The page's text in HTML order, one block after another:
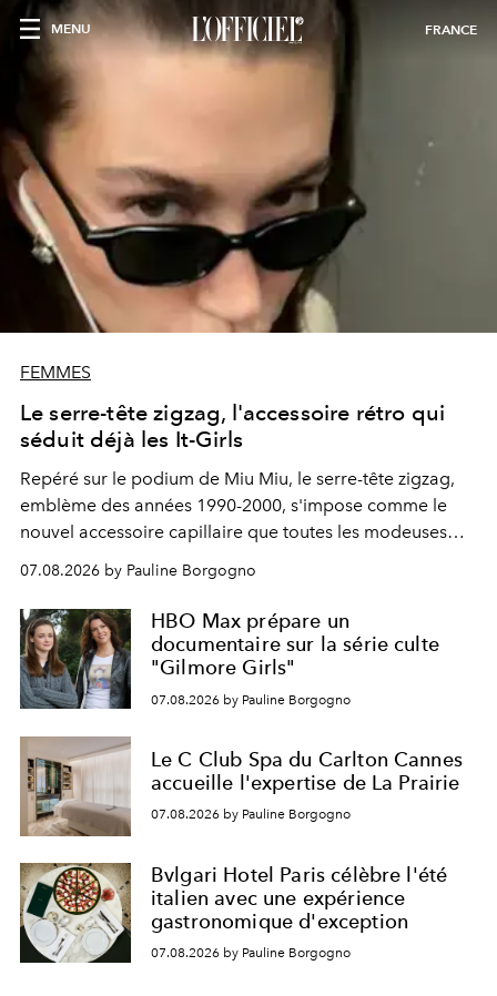
MENU FRANCE
FEMMES
Le serre-tête zigzag, l'accessoire rétro qui
séduit déjà les It-Girls
Repéré sur le podium de Miu Miu, le serre-tête zigzag,
emblème des années 1990-2000, s'impose comme le
nouvel accessoire capillaire que toutes les modeuses
s'arrachent déjà.
07.08.2026 by Pauline Borgogno
HBO Max prépare un
documentaire sur la série culte
"Gilmore Girls"
07.08.2026 by Pauline Borgogno
Le C Club Spa du Carlton Cannes
accueille l'expertise de La Prairie
07.08.2026 by Pauline Borgogno
Bvlgari Hotel Paris célèbre l'été
italien avec une expérience
gastronomique d'exception
07.08.2026 by Pauline Borgogno